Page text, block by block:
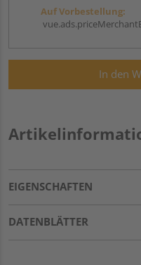
Auf Vorbestellung:
In den
EIGENSCHAFTEN
DATENBLÄTTER